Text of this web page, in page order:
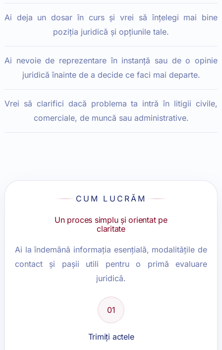
Ai deja un dosar în curs și vrei să înțelegi mai bine
poziția juridică și opțiunile tale.
Ai nevoie de reprezentare în instanță sau de o opinie
juridică înainte de a decide ce faci mai departe.
Vrei să clarifici dacă problema ta intră în litigii civile,
comerciale, de muncă sau administrative.
CUM LUCRĂM
Un proces simplu și orientat pe
claritate
Ai la îndemână informația esențială, modalitățile de
contact și pașii utili pentru o primă evaluare
juridică.
01
Trimiți actele